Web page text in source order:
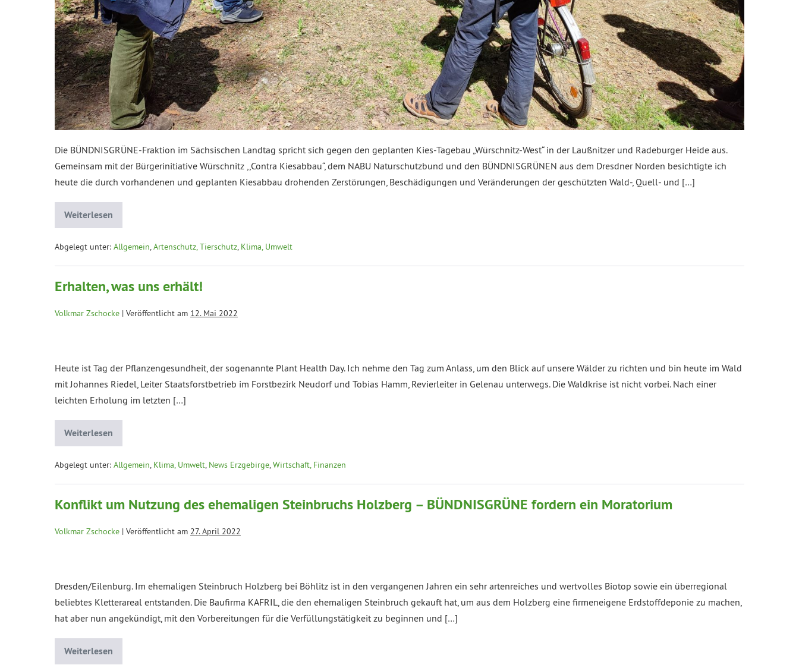
Die BÜNDNISGRÜNE-Fraktion im Sächsischen Landtag spricht sich gegen den geplanten Kies-Tagebau „Würschnitz-West“ in der Laußnitzer und Radeburger Heide aus.
Gemeinsam mit der Bürgerinitiative Würschnitz ,,Contra Kiesabbau“, dem NABU Naturschutzbund und den BÜNDNISGRÜNEN aus dem Dresdner Norden besichtigte ich
heute die durch vorhandenen und geplanten Kiesabbau drohenden Zerstörungen, Beschädigungen und Veränderungen der geschützten Wald-, Quell- und […]
Weiterlesen
Abgelegt unter: Allgemein,Artenschutz, Tierschutz, Klima, Umwelt
Erhalten, was uns erhält!
Volkmar Zschocke | Veröffentlicht am 12. Mai 2022
Heute ist Tag der Pflanzengesundheit, der sogenannte Plant Health Day. Ich nehme den Tag zum Anlass, um den Blick auf unsere Wälder zu richten und bin heute im Wald
mit Johannes Riedel, Leiter Staatsforstbetrieb im Forstbezirk Neudorf und Tobias Hamm, Revierleiter in Gelenau unterwegs. Die Waldkrise ist nicht vorbei. Nach einer
leichten Erholung im letzten […]
Weiterlesen
Abgelegt unter: Allgemein, Klima, Umwelt, News Erzgebirge,Wirtschaft, Finanzen
Konflikt um Nutzung des ehemaligen Steinbruchs Holzberg – BÜNDNISGRÜNE fordern ein Moratorium
Volkmar Zschocke | Veröffentlicht am 27. April 2022
Dresden/Eilenburg. Im ehemaligen Steinbruch Holzberg bei Böhlitz ist in den vergangenen Jahren ein sehr artenreiches und wertvolles Biotop sowie ein überregional
beliebtes Kletterareal entstanden. Die Baufirma KAFRIL, die den ehemaligen Steinbruch gekauft hat, um aus dem Holzberg eine firmeneigene Erdstoffdeponie zu machen,
hat aber nun angekündigt, mit den Vorbereitungen für die Verfüllungstätigkeit zu beginnen und […]
Weiterlesen